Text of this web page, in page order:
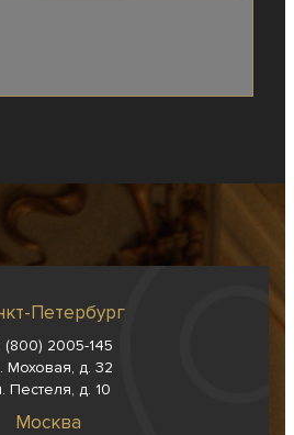
Петербург
(800) 2005-145
Моховая, д. 32
Пестеля, д. 10
Москва